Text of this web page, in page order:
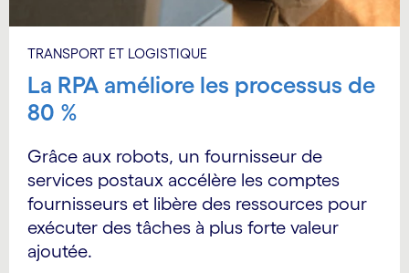
TRANSPORT ET LOGISTIQUE
La RPA améliore les processus de
80 %
Grâce aux robots, un fournisseur de
services postaux accélère les comptes
fournisseurs et libère des ressources pour
exécuter des tâches à plus forte valeur
ajoutée.